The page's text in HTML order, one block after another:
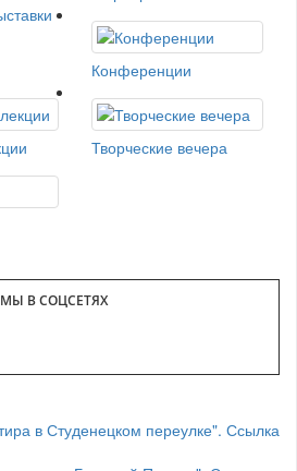
Конференции
Творческие вечера
МЫ В СОЦСЕТЯХ